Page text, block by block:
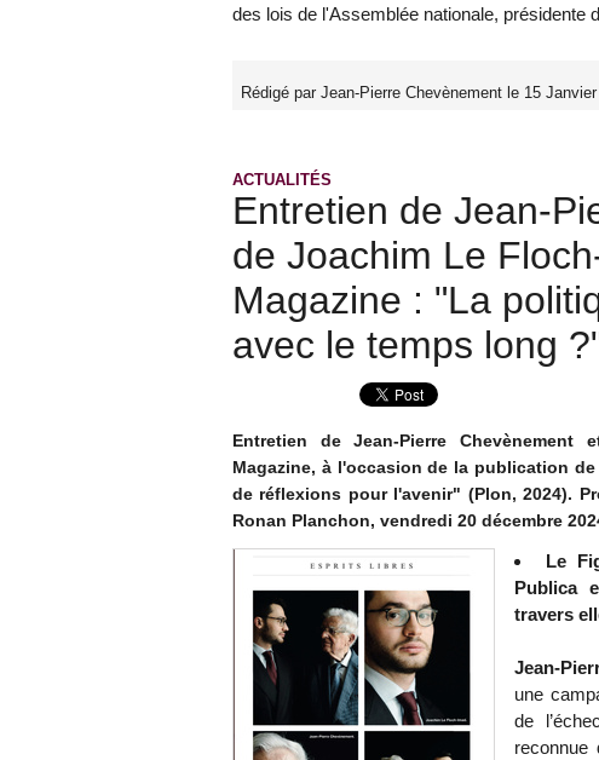
des lois de l'Assemblée nationale, présidente
Rédigé par Jean-Pierre Chevènement le 15
ACTUALITÉS
Entretien de Jean-
de Joachim Le
Magazine : "La
avec le temps long
Entretien de Jean-Pierre
Magazine, à l'occasion de la publication
de réflexions pour l'avenir" (Plon, 2024).
Ronan Planchon, vendredi 20 décembre
Le
Publica
travers
Jean-
une
de
reconnue